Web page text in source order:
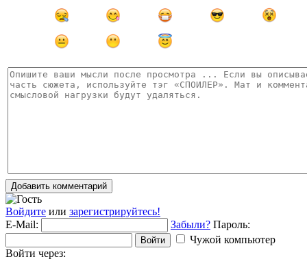
Добавить комментарий
Войдите или зарегистрируйтесь!
E-Mail:
Забыли? Пароль:
Войти
Чужой компьютер
Войти через: